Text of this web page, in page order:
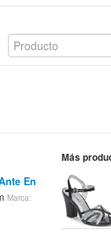
En
Marca:
Más